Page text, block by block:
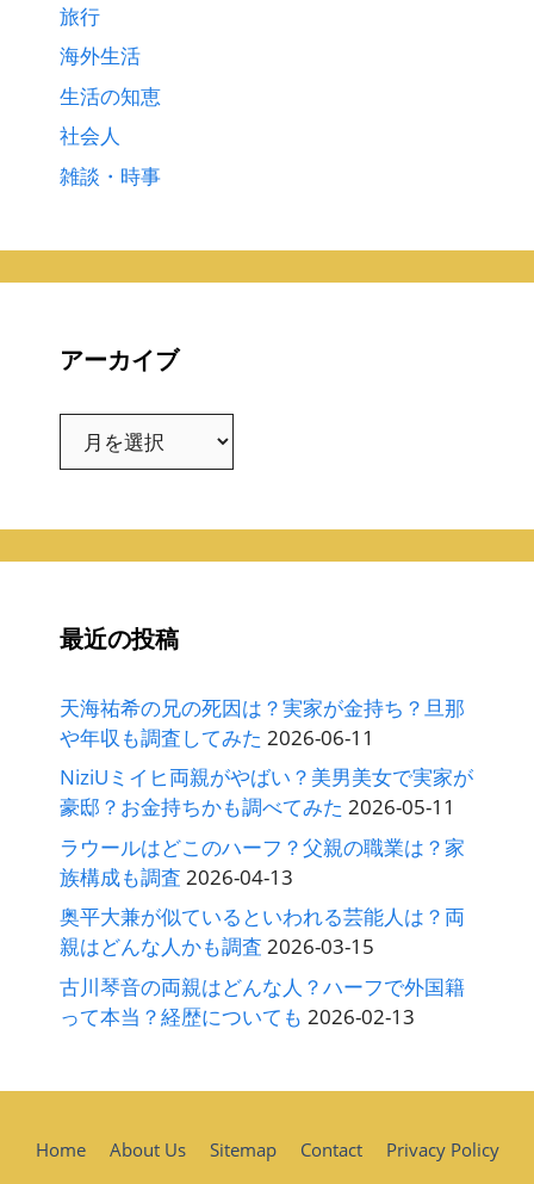
旅行
海外生活
生活の知恵
社会人
雑談・時事
アーカイブ
最近の投稿
天海祐希の兄の死因は？実家が金持ち？旦那
や年収も調査してみた 2026-06-11
NiziUミイヒ両親がやばい？美男美女で実家が
豪邸？お金持ちかも調べてみた 2026-05-11
ラウールはどこのハーフ？父親の職業は？家
族構成も調査 2026-04-13
奥平大兼が似ているといわれる芸能人は？両
親はどんな人かも調査 2026-03-15
古川琴音の両親はどんな人？ハーフで外国籍
って本当？経歴についても 2026-02-13
Home About Us Sitemap Contact
Privacy Policy